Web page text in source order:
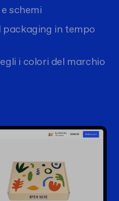
schemi
in tempo
i colori del marchio